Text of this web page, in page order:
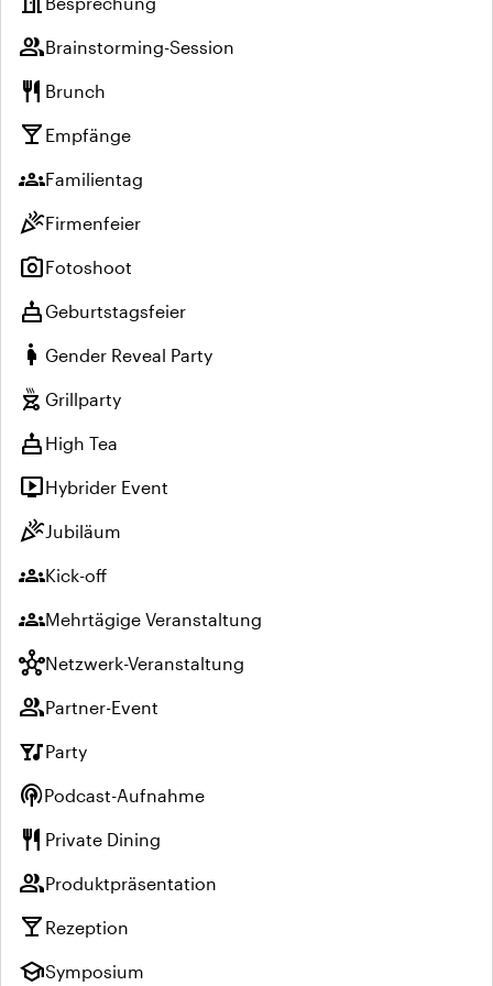
groupBrainstorming-Session
restaurant Brunch
local_bar Empfänge
groupsFamilientag
celebrationFirmenfeier
photo_cameraFotoshoot
cakeGeburtstagsfeier
pregnant_woman Gender Reveal Party
outdoor_grill Grillparty
cake High Tea
live_tvHybrider Event
celebrationJubiläum
groupsKick-off
groupsMehrtägige Veranstaltung
hubNetzwerk-Veranstaltung
groupPartner-Event
nightlifeParty
podcastsPodcast-Aufnahme
restaurant Private Dining
groupProduktpräsentation
local_bar Rezeption
schoolSymposium